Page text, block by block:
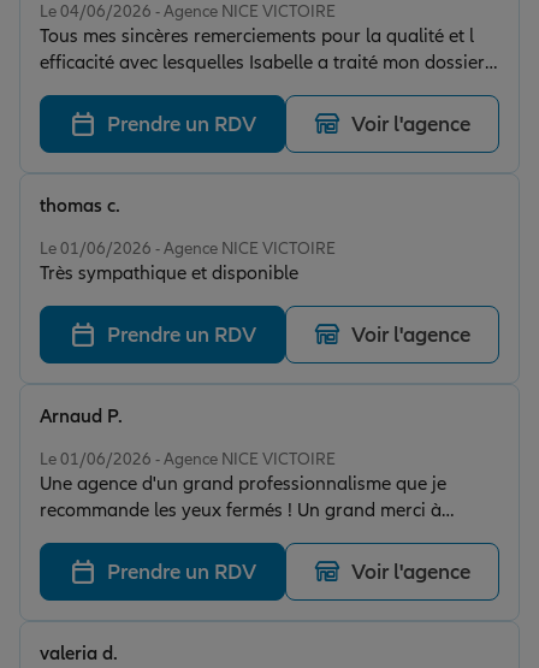
Le 04/06/2026 - Agence NICE VICTOIRE
Tous mes sincères remerciements pour la qualité et l
efficacité avec lesquelles Isabelle a traité mon dossier
de sinistre. Son professionnalisme comme toujours, et
son sens du service sont des atouts pour cette agence.
Il est important de souligner la qualité du travail
accompli lorsque celui-ci répond pleinement aux
attentes des assurés. C'est pourquoi je tenais à vous
Prendre un RDV Voir l'agence
Le 01/06/2026 - Agence NICE VICTOIRE
Très sympathique et disponible
thomas c.
Prendre un RDV Voir l'agence
Le 01/06/2026 - Agence NICE VICTOIRE
Une agence d'un grand professionnalisme que je
recommande les yeux fermés ! Un grand merci à
Monsieur MAZZUCCO pour son expertise, sa réactivité
et la pertinence de ses conseils. Il prend le temps
d'analyser les besoins réels avec beaucoup de rigueur
et propose des solutions parfaitement adaptées.
L'accueil est chaleureux et le suivi est irréprochable. Si
Arnaud P.
Prendre un RDV Voir l'agence
valeria d.